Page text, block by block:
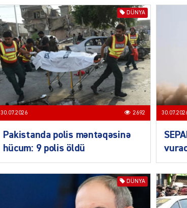
DÜNYA
30.07.2026 2692
Pakistanda polis məntəqəsinə
hücum: 9 polis öldü
DÜNYA